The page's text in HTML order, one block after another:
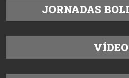
JORNADAS